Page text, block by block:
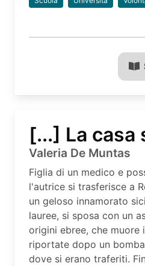
[...] La casa
Valeria De Muntas
Figlia di un medico e
l'autrice si trasferisce a
un geloso innamorato
lauree, si sposa con un
origini ebree, che muore
riportate dopo un
dove si erano traferiti.